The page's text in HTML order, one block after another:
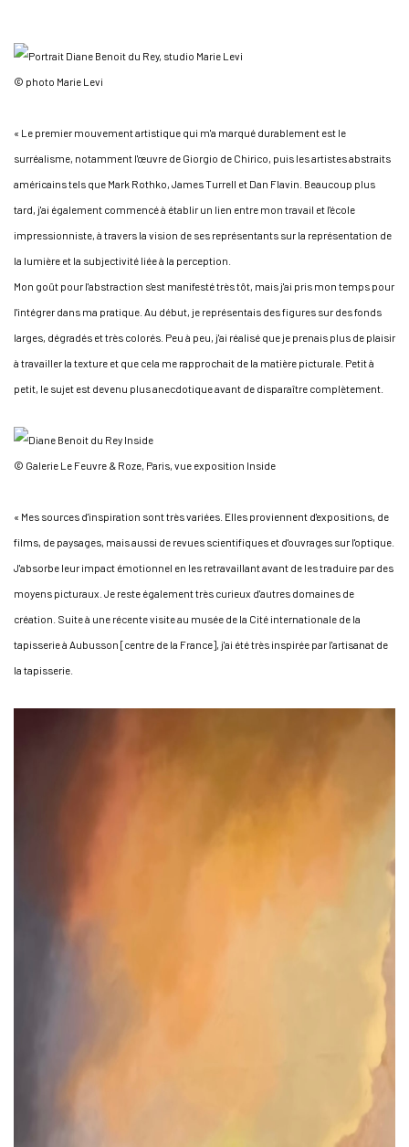
© photo Marie Levi
« Le premier mouvement artistique qui m'a marqué durablement est le
surréalisme, notamment l'œuvre de Giorgio de Chirico, puis les artistes abstraits
américains tels que Mark Rothko, James Turrell et Dan Flavin. Beaucoup plus
tard, j'ai également commencé à établir un lien entre mon travail et l'école
impressionniste, à travers la vision de ses représentants sur la représentation de
la lumière et la subjectivité liée à la perception.
Mon goût pour l'abstraction s'est manifesté très tôt, mais j'ai pris mon temps pour
l'intégrer dans ma pratique. Au début, je représentais des figures sur des fonds
larges, dégradés et très colorés. Peu à peu, j'ai réalisé que je prenais plus de plaisir
à travailler la texture et que cela me rapprochait de la matière picturale. Petit à
petit, le sujet est devenu plus anecdotique avant de disparaître complètement.
© Galerie Le Feuvre & Roze, Paris, vue exposition Inside
« Mes sources d'inspiration sont très variées. Elles proviennent d'expositions, de
films, de paysages, mais aussi de revues scientifiques et d'ouvrages sur l'optique.
J'absorbe leur impact émotionnel en les retravaillant avant de les traduire par des
moyens picturaux. Je reste également très curieux d'autres domaines de
création. Suite à une récente visite au musée de la Cité internationale de la
tapisserie à Aubusson [centre de la France], j'ai été très inspirée par l'artisanat de
la tapisserie.